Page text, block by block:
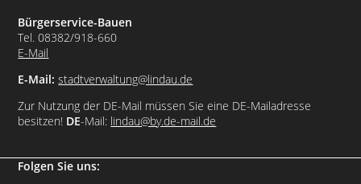
Bürgerservice-Bauen
Tel. 08382/918-660
E-Mail
E-Mail: stadtverwaltung@lindau.de
Zur Nutzung der DE-Mail müssen Sie eine DE-Mailadresse
besitzen! DE-Mail: lindau@by.de-mail.de
Folgen Sie uns: